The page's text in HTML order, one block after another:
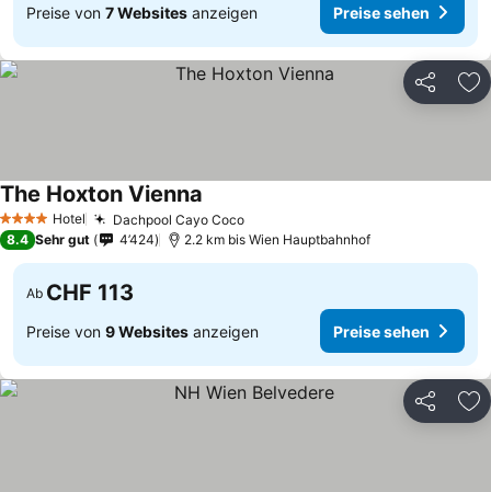
Preise von 7 Websites anzeigen Preise sehen
Teilen
4 Sterne Hotel Dachpool Cayo Coco
The Hoxton Vienna
8.4 Sehr gut 4’424 2.2 km bis Wien Hauptbahnhof
Ab CHF 113
Preise von 9 Websites anzeigen Preise sehen
Teilen